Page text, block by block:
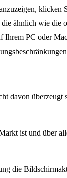
klicken
ähnlich wie
PC oder
ist und über
die